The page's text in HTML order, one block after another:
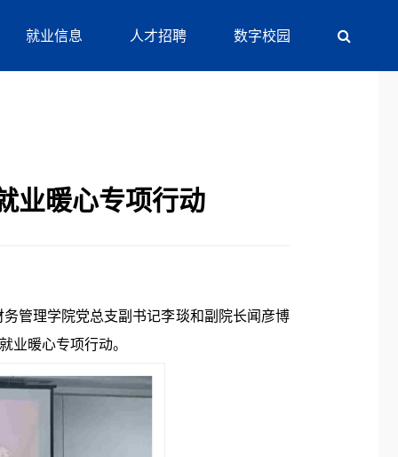
就业信息 人才招聘 数字校园
业暖心专项行动
理学院党总支副书记李琰和副院长闻彦博
业暖心专项行动。